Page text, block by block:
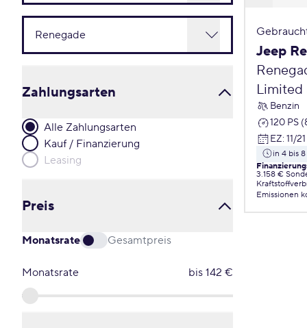
Zahlungsarten
Alle Zahlungsarten
Kauf / Finanzierung
Leasing
Preis
Monatsrate Gesamtpreis
Monatsrate bis 142 €
Jeep
Limited
Benzin
120 PS
EZ: 11/21
in 4 bis
3.158 €
Emissionen